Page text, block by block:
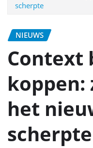
scherpte
NIEUWS
Context
koppen:
het
scherpte